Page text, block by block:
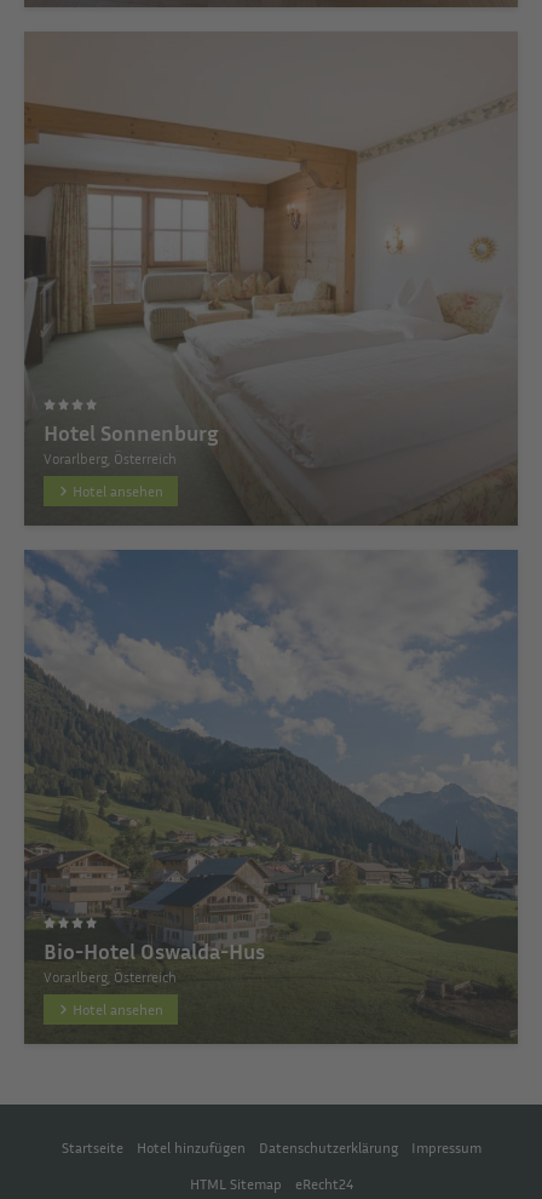
Hotel Sonnenburg
Vorarlberg, Österreich
Hotel ansehen
Bio-Hotel Oswalda-Hus
Vorarlberg, Österreich
Hotel ansehen
Startseite Hotel hinzufügen Datenschutzerklärung
Impressum
HTML Sitemap
eRecht24